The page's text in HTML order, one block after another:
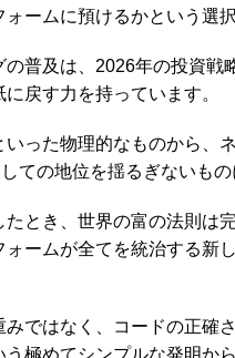
ームに預けるかという選
の普及は、2026年の投資
戻す力を持っています。
った物理的なものから、
ての地位を揺るぎないもの
たとき、世界の富の法則は
ームが全てを統治する新
ではなく、コードの正確